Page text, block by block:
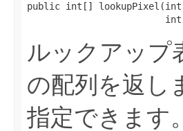
public int[]
ルックアップ
の配列を返し
指定できます。